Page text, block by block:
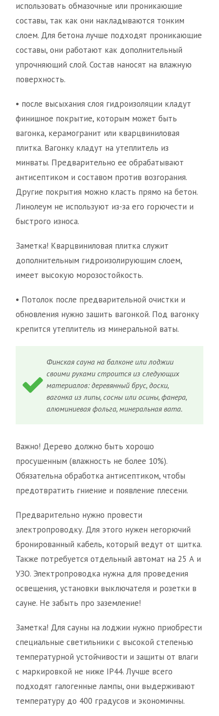
использовать обмазочные или проникающие
составы, так как они накладываются тонким
слоем. Для бетона лучше подходят проникающие
составы, они работают как дополнительный
упрочняющий слой. Состав наносят на влажную
поверхность.
• после высыхания слоя гидроизоляции кладут
финишное покрытие, которым может быть
вагонка, керамогранит или кварцвиниловая
плитка. Вагонку кладут на утеплитель из
минваты. Предварительно ее обрабатывают
антисептиком и составом против возгорания.
Другие покрытия можно класть прямо на бетон.
Линолеум не используют из-за его горючести и
быстрого износа.
Заметка! Кварцвиниловая плитка служит
дополнительным гидроизолирующим слоем,
имеет высокую морозостойкость.
• Потолок после предварительной очистки и
обновления нужно зашить вагонкой. Под вагонку
крепится утеплитель из минеральной ваты.
Финская сауна на балконе или лоджии
своими руками строится из следующих
материалов: деревянный брус, доски,
вагонка из липы, сосны или осины, фанера,
алюминиевая фольга, минеральная вата.
Важно! Дерево должно быть хорошо
просушенным (влажность не более 10%).
Обязательна обработка антисептиком, чтобы
предотвратить гниение и появление плесени.
Предварительно нужно провести
электропроводку. Для этого нужен негорючий
бронированный кабель, который ведут от щитка.
Также потребуется отдельный автомат на 25 А и
УЗО. Электропроводка нужна для проведения
освещения, установки выключателя и розетки в
сауне. Не забыть про заземление!
Заметка! Для сауны на лоджии нужно приобрести
специальные светильники с высокой степенью
температурной устойчивости и защиты от влаги
с маркировкой не ниже IP44. Лучше всего
подходят галогенные лампы, они выдерживают
температуру до 400 градусов и экономичны.